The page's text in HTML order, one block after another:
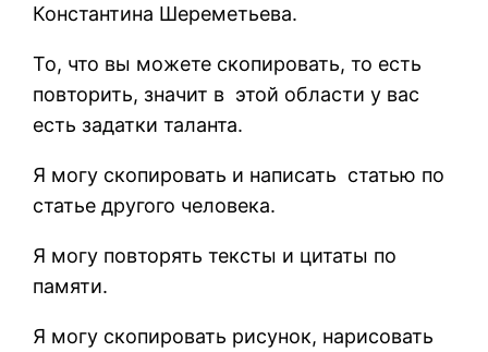
Константина Шереметьева.
То, что вы можете скопировать, то есть
повторить, значит в этой области у вас
есть задатки таланта.
Я могу скопировать и написать статью по
статье другого человека.
Я могу повторять тексты и цитаты по
памяти.
Я могу скопировать рисунок, нарисовать